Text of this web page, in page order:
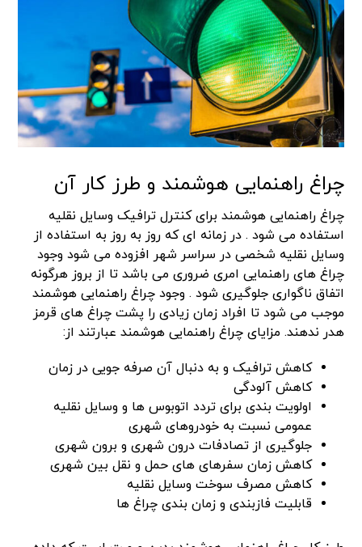
چراغ راهنمایی هوشمند و طرز کار آن
چراغ راهنمایی هوشمند برای کنترل ترافیک وسایل نقلیه
استفاده می شود . در زمانه ای که روز به روز به استفاده از
وسایل نقلیه شخصی در سراسر شهر افزوده می شود وجود
چراغ های راهنمایی امری ضروری می باشد تا از بروز هرگونه
اتفاق ناگواری جلوگیری شود . وجود چراغ راهنمایی هوشمند
موجب می شود تا افراد زمان زیادی را پشت چراغ های قرمز
هدر ندهند. مزایای چراغ راهنمایی هوشمند عبارتند از:
کاهش ترافیک و به دنبال آن صرفه جویی در زمان
کاهش آلودگی
اولویت بندی برای تردد اتوبوس ها و وسایل نقلیه
عمومی نسبت به خودروهای شهری
جلوگیری از تصادفات درون شهری و برون شهری
کاهش زمان سفرهای های حمل و نقل بین شهری
کاهش مصرف سوخت وسایل نقلیه
قابلیت فازبندی و زمان بندی چراغ ها